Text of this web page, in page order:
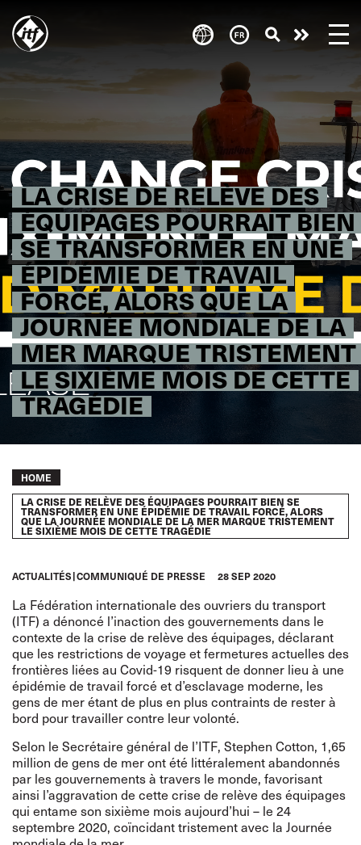
main
LA CRISE DE RELÈVE DES
ÉQUIPAGES POURRAIT BIEN
SE TRANSFORMER EN UNE
ÉPIDÉMIE DE TRAVAIL
FORCÉ, ALORS QUE LA
JOURNÉE MONDIALE DE LA
MER MARQUE TRISTEMENT
LE SIXIÈME MOIS DE CETTE
TRAGÉDIE
Take
action
Breadcrumb
HOME
LA CRISE DE RELÈVE DES ÉQUIPAGES POURRAIT BIEN SE
TRANSFORMER EN UNE ÉPIDÉMIE DE TRAVAIL FORCÉ, ALORS
QUE LA JOURNÉE MONDIALE DE LA MER MARQUE TRISTEMENT
LE SIXIÈME MOIS DE CETTE TRAGÉDIE
ACTUALITÉS COMMUNIQUÉ DE PRESSE 28 SEP 2020
La Fédération internationale des ouvriers du transport
(ITF) a dénoncé l’inaction des gouvernements dans le
contexte de la crise de relève des équipages, déclarant
que les restrictions de voyage et fermetures actuelles des
frontières liées au Covid-19 risquent de donner lieu à une
épidémie de travail forcé et d’esclavage moderne, les
gens de mer étant de plus en plus contraints de rester à
bord pour travailler contre leur volonté.
Selon le Secrétaire général de l’ITF, Stephen Cotton, 1,65
million de gens de mer ont été littéralement abandonnés
par les gouvernements à travers le monde, favorisant
ainsi l’aggravation de cette crise de relève des équipages
qui entame son sixième mois aujourd’hui – le 24
septembre 2020, coïncidant tristement avec la Journée